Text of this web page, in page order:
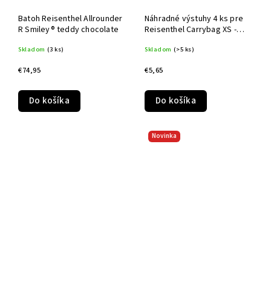
Batoh Reisenthel Allrounder
R Smiley® teddy chocolate
Skladom (3 ks)
€74,95
Do košíka
Náhradné výstuhy 4 ks pre
Reisenthel Carrybag XS -
Skladom (>5 ks)
€5,65
Do košíka
Novinka